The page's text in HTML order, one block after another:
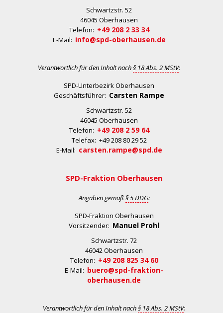
Schwartzstr. 52
46045 Oberhausen
Telefon: +49 208 2 33 34
E-Mail: info@spd-oberhausen.de
Verantwortlich für den Inhalt nach§ 18 Abs. 2 MStV:
SPD-Unterbezirk Oberhausen
Geschäftsführer: Carsten Rampe
Schwartzstr. 52
46045 Oberhausen
Telefon: +49 208 2 59 64
Telefax: +49 208 80 29 52
E-Mail: carsten.rampe@spd.de
SPD-Fraktion Oberhausen
Angaben gemäß § 5 DDG:
SPD-Fraktion Oberhausen
Vorsitzender: Manuel Prohl
Schwartzstr. 72
46042 Oberhausen
Telefon: +49 208 825 34 60
E-Mail: buero@spd-fraktion-
oberhausen.de
Verantwortlich für den Inhalt nach§ 18 Abs. 2 MStV: